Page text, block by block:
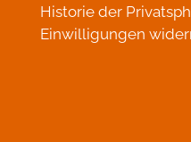
Historie der
Einwilligungen